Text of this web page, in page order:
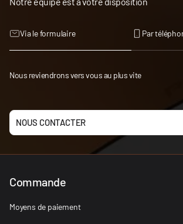
Via le formulaire Par
Nous reviendrons vers vous au plus vite
NOUS CONTACTER
Commande
Moyens de paiement